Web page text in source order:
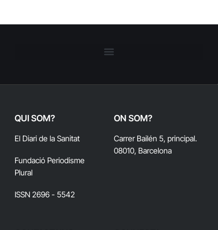
QUI SOM?
El Diari de la Sanitat
Fundació Periodisme
Plural
ISSN 2696 - 5542
ON SOM?
Carrer Bailén 5, principal.
08010, Barcelona